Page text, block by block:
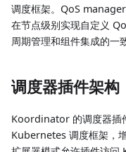
调度框架。QoS
在节点级别实现自定义
周期管理和组件集成的一
调度器插件架构
Koordinator 的调度器插
Kubernetes 调度框架，